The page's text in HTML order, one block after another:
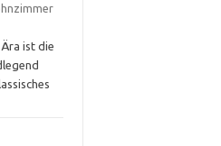
ist die